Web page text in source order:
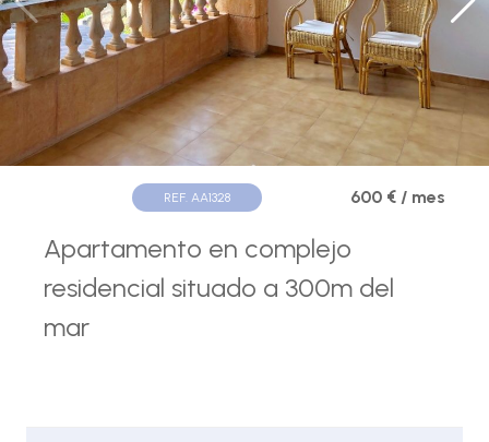
REF. AA1328 600 € / mes
Apartamento en complejo
residencial situado a 300m del
mar